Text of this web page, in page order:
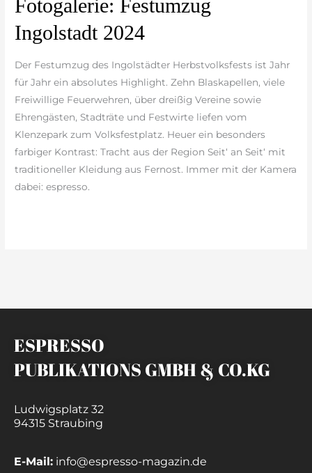
Fotogalerie: Festumzug
Ingolstadt 2024
Der Festumzug des Ingolstädter Herbstvolksfests ist Jahr
für Jahr ein absolutes Highlight. Zehn Blaskapellen, viele
Freiwillige Feuerwehren, über dreißig Vereine sowie
Ehrengästen, Stadträte und Festwirte liefen vom
Klenzepark zum Volksfestplatz. Heuer ein besonders
farbiger Kontrast: Tracht aus der Region Seit‘ an Seit‘ mit
traditioneller Kleidung aus Fernost. Immer mit der Kamera
dabei: espresso.
Festumzug
Ingolstadt
ESPRESSO
PUBLIKATIONS GMBH & CO.KG
Ludwigsplatz 32
94315 Straubing
E-Mail: info@espresso-magazin.de